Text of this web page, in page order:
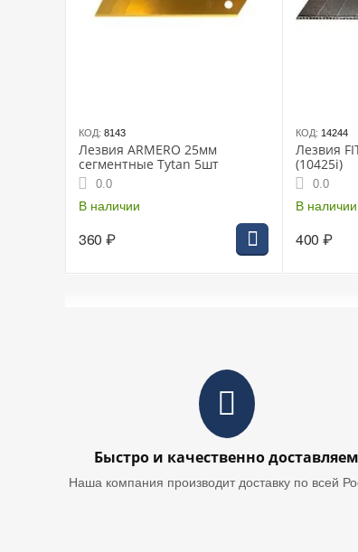
КОД: 8143
Лезвия ARMERO 25мм
сегментные Tytan 5шт
0.0
В наличии
360 ₽
КОД: 14244
Лезвия
(10425i)
0.0
В наличии
400 ₽
Быстро и качественно доставляем
Наша компания производит доставку по всей